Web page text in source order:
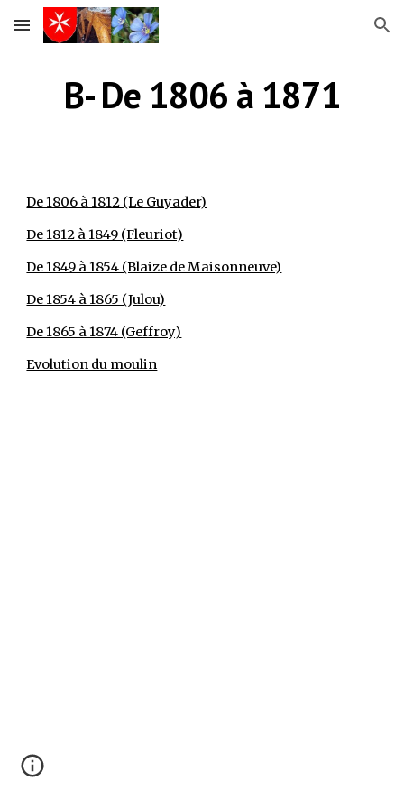
Skip to main content Skip to navigation
B- De 1806 à 1871
De 1806 à 1812 (Le Guyader)
De 1812 à 1849 (Fleuriot)
De 1849 à 1854 (Blaize de Maisonneuve)
De 1854 à 1865 (Julou)
De 1865 à 1874 (Geffroy)
Evolution du moulin